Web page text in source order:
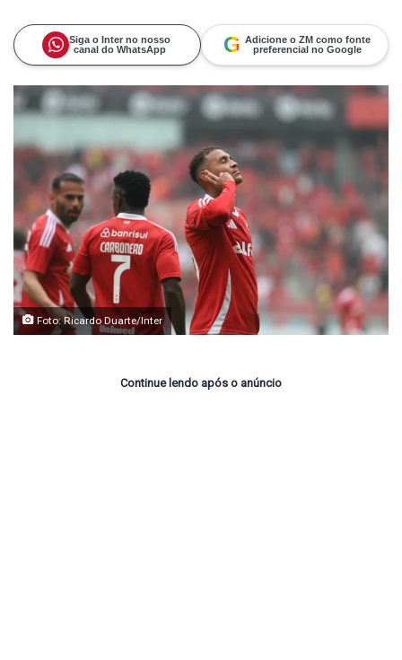
Siga o Inter no nosso
canal do WhatsApp
G Adicione o ZM como fonte
preferencial no Google
Foto: Ricardo Duarte/Inter
Continue lendo após o anúncio